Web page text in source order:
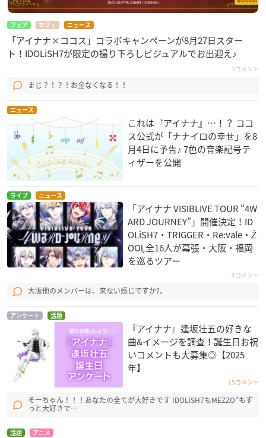
フェア カフェ ニュース
「アイナナ×ココス」コラボキャンペーンが8月27日スター
ト！IDOLiSH7が限定の撮り下ろしビジュアルでお出迎え♪
3コメント
まじ？！？！お金なくなる！！
ニュース
これは『アイナナ』…！？ ココ
ス公式が「ナナイロの幸せ」を8
月4日に予告♪ 7色の音楽記号テ
ィザーを公開
ライブ ニュース
「アイナナ VISIBLIVE TOUR “4W
ARD JOURNEY”」開催決定！ID
OLiSH7・TRIGGER・Re:vale・Ź
OOĻ全16人が幕張・大阪・福岡
を巡るツアー
4コメント
大阪他のメンバーは、来ない感じですか?。
アンケート 話題
『アイナナ』逢坂壮五の好きな
曲&イメージを調査！誕生日お祝
いコメントも大募集◎【2025
年】
15コメント
そーちゃん！！！あなたの全てが大好きです IDOLiSH7もMEZZO"もず
っと大好きで…
話題 アニメ